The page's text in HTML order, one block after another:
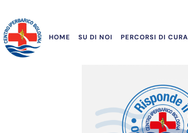
HOME SU DI NOI PERCORSI DI CURA